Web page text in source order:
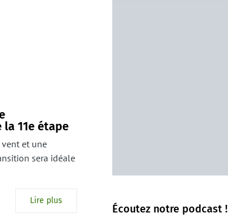
11e étape
et une
sera idéale
Lire plus
Écoutez notre podcast !